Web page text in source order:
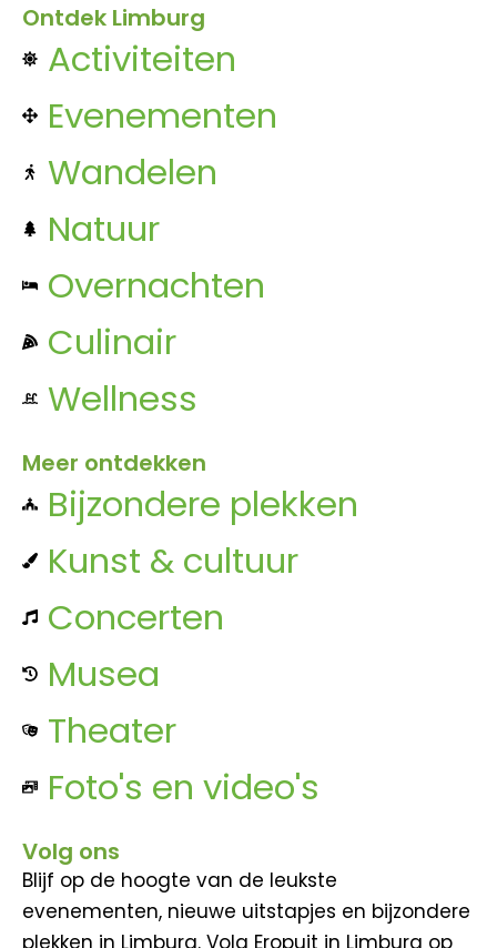
Ontdek Limburg
Activiteiten
Evenementen
Wandelen
Natuur
Overnachten
Culinair
Wellness
Meer ontdekken
Bijzondere plekken
Kunst & cultuur
Concerten
Musea
Theater
Foto's en video's
Volg ons
Blijf op de hoogte van de leukste
evenementen, nieuwe uitstapjes en bijzondere
plekken in Limburg. Volg Eropuit in Limburg op